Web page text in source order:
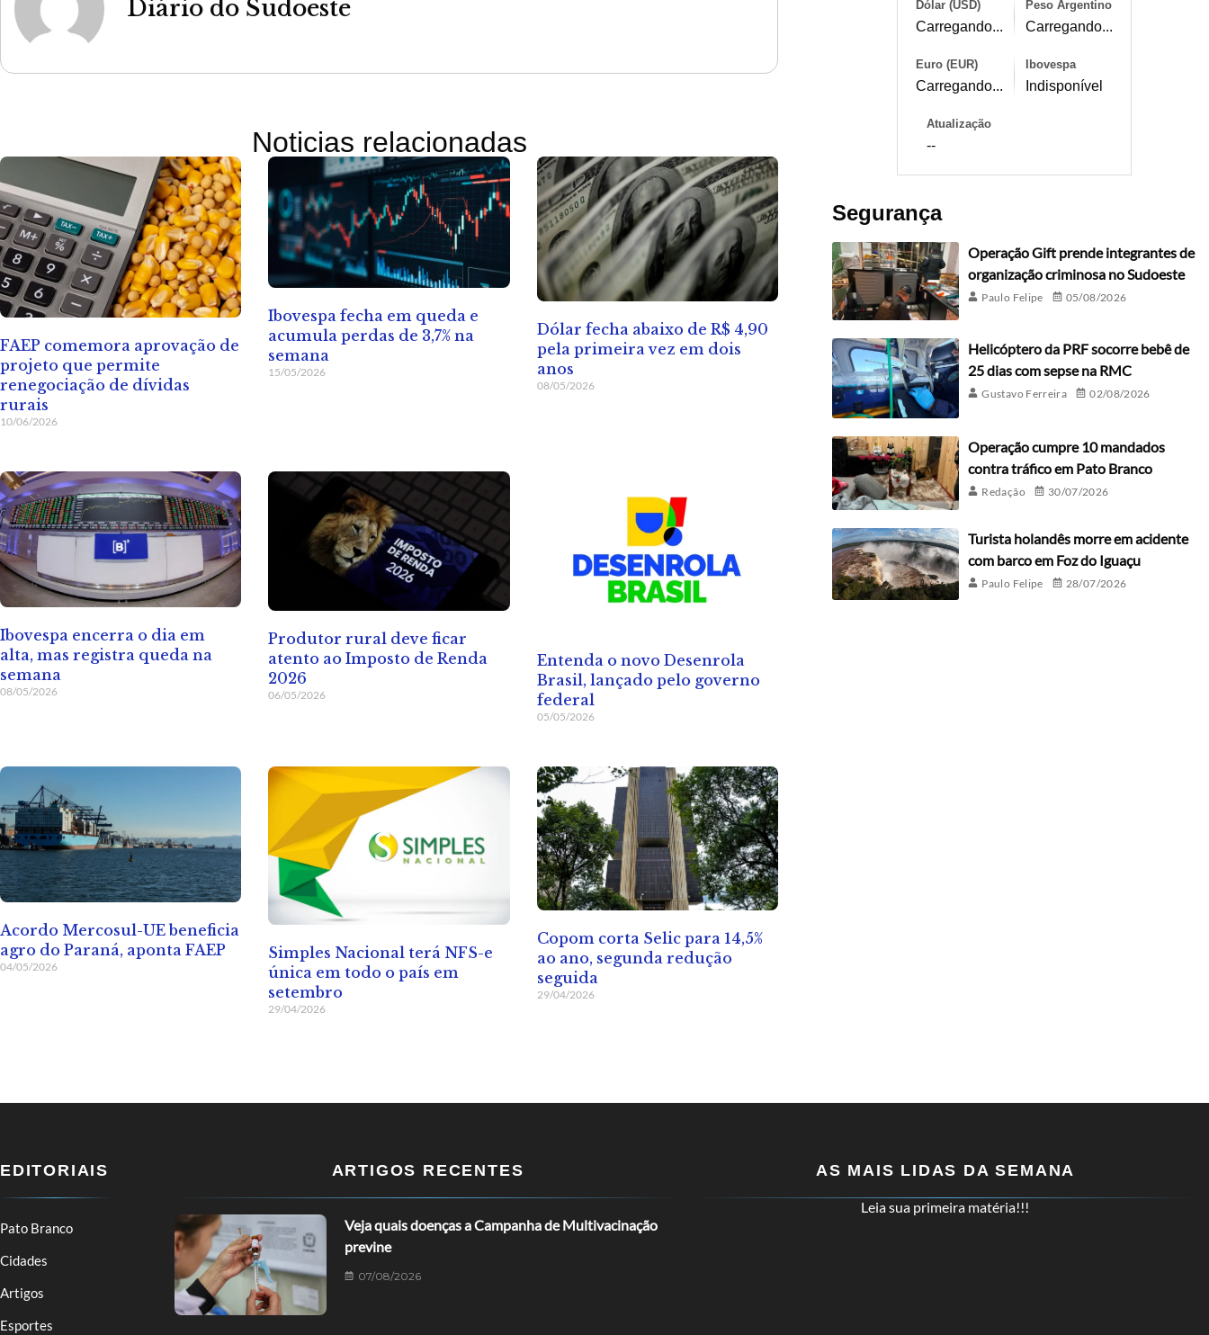
Diário do Sudoeste
Noticias relacionadas
FAEP comemora aprovação de
projeto que permite
renegociação de dívidas
rurais
10/06/2026
Ibovespa fecha em queda e
acumula perdas de 3,7% na
semana
15/05/2026
Dólar fecha abaixo de R$ 4,90
pela primeira vez em dois
anos
08/05/2026
Ibovespa encerra o dia em
alta, mas registra queda na
semana
08/05/2026
Produtor rural deve ficar
atento ao Imposto de Renda
2026
06/05/2026
Entenda o novo Desenrola
Brasil, lançado pelo governo
federal
05/05/2026
Acordo Mercosul-UE beneficia
agro do Paraná, aponta FAEP
04/05/2026
Simples Nacional terá NFS-e
única em todo o país em
setembro
29/04/2026
Copom corta Selic para 14,5%
ao ano, segunda redução
seguida
29/04/2026
Dólar (USD)
Carregando...
Peso Argentino
Carregando...
Euro (EUR)
Carregando...
Ibovespa
Indisponível
Atualização
--
Segurança
Operação Gift prende integrantes de
organização criminosa no Sudoeste
Paulo Felipe 05/08/2026
Helicóptero da PRF socorre bebê de
25 dias com sepse na RMC
Gustavo Ferreira 02/08/2026
Operação cumpre 10 mandados
contra tráfico em Pato Branco
Redação 30/07/2026
Turista holandês morre em acidente
com barco em Foz do Iguaçu
Paulo Felipe 28/07/2026
EDITORIAIS
Pato Branco
Cidades
Artigos
Esportes
ARTIGOS RECENTES
Veja quais doenças a Campanha de Multivacinação
previne
07/08/2026
AS MAIS LIDAS DA SEMANA
Leia sua primeira matéria!!!